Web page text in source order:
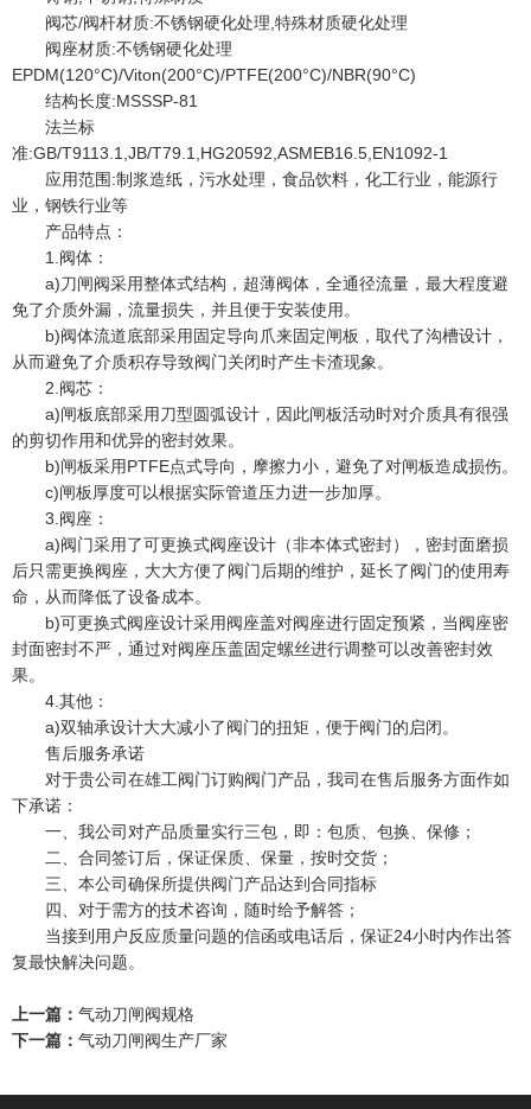
阀芯/阀杆材质:不锈钢硬化处理,特殊材质硬化处理
阀座材质:不锈钢硬化处理
EPDM(120°C)/Viton(200°C)/PTFE(200°C)/NBR(90°C)
结构长度:MSSSP-81
法兰标
准:GB/T9113.1,JB/T79.1,HG20592,ASMEB16.5,EN1092-1
应用范围:制浆造纸，污水处理，食品饮料，化工行业，能源行
业，钢铁行业等
产品特点：
1.阀体：
a)刀闸阀采用整体式结构，超薄阀体，全通径流量，最大程度避
免了介质外漏，流量损失，并且便于安装使用。
b)阀体流道底部采用固定导向爪来固定闸板，取代了沟槽设计，
从而避免了介质积存导致阀门关闭时产生卡渣现象。
2.阀芯：
a)闸板底部采用刀型圆弧设计，因此闸板活动时对介质具有很强
的剪切作用和优异的密封效果。
b)闸板采用PTFE点式导向，摩擦力小，避免了对闸板造成损伤。
c)闸板厚度可以根据实际管道压力进一步加厚。
3.阀座：
a)阀门采用了可更换式阀座设计（非本体式密封），密封面磨损
后只需更换阀座，大大方便了阀门后期的维护，延长了阀门的使用寿
命，从而降低了设备成本。
b)可更换式阀座设计采用阀座盖对阀座进行固定预紧，当阀座密
封面密封不严，通过对阀座压盖固定螺丝进行调整可以改善密封效
果。
4.其他：
a)双轴承设计大大减小了阀门的扭矩，便于阀门的启闭。
售后服务承诺
对于贵公司在雄工阀门订购阀门产品，我司在售后服务方面作如
下承诺：
一、我公司对产品质量实行三包，即：包质、包换、保修；
二、合同签订后，保证保质、保量，按时交货；
三、本公司确保所提供阀门产品达到合同指标
四、对于需方的技术咨询，随时给予解答；
当接到用户反应质量问题的信函或电话后，保证24小时内作出答
复最快解决问题。
上一篇： 气动刀闸阀规格
下一篇： 气动刀闸阀生产厂家